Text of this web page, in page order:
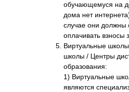
обучающемуся на
дома нет
случае они должны
оплачивать взносы
Виртуальные
школы / Центры
образования:
1) Виртуальные
являются